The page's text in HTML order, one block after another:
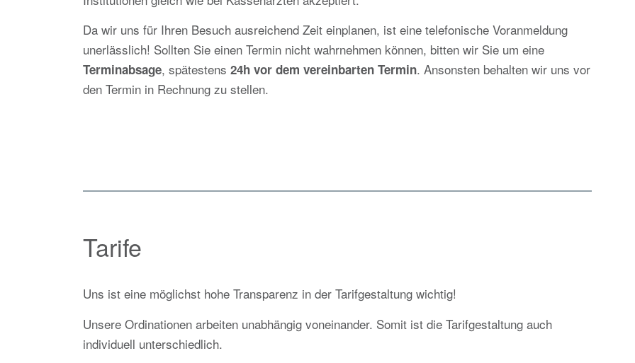
Da wir uns für Ihren Besuch ausreichend Zeit einplanen, ist eine telefonische Voranmeldung
unerlässlich! Sollten Sie einen Termin nicht wahrnehmen können, bitten wir Sie um eine
Terminabsage, spätestens 24h vor dem vereinbarten Termin. Ansonsten behalten wir uns vor
den Termin in Rechnung zu stellen.
Tarife
Uns ist eine möglichst hohe Transparenz in der Tarifgestaltung wichtig!
Unsere Ordinationen arbeiten unabhängig voneinander. Somit ist die Tarifgestaltung auch
individuell unterschiedlich.